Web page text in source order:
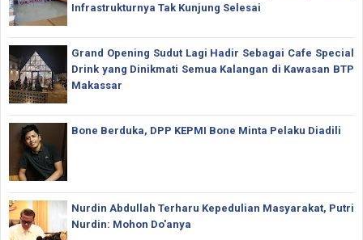
Infrastrukturnya Tak Kunjung Selesai
Grand Opening Sudut Lagi Hadir Sebagai Cafe Special
Drink yang Dinikmati Semua Kalangan di Kawasan BTP
Makassar
Bone Berduka, DPP KEPMI Bone Minta Pelaku Diadili
Nurdin Abdullah Terharu Kepedulian Masyarakat, Putri
Nurdin: Mohon Do'anya